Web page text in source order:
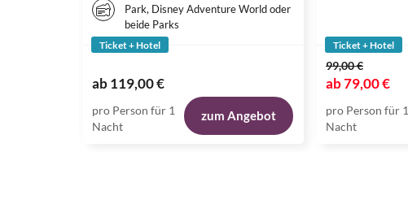
Park, Disney Adventure World oder
beide Parks
Ticket + Hotel
ab119,00 €
pro Person für 1
Nacht
zum Angebot
Ticket + Hotel
99,00 €
ab79,00 €
pro Person für 1
Nacht